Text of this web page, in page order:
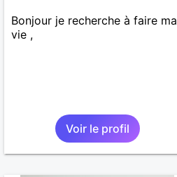
Bonjour je recherche à faire ma
vie ,
Voir le profil